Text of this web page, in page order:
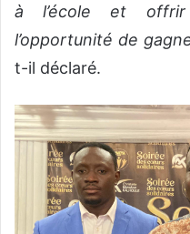
à l’école et offrir
l’opportunité de
t-il déclaré.